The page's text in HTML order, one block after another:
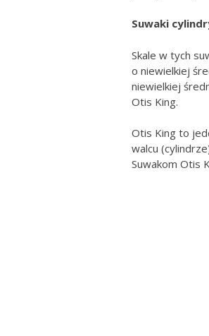
Suwaki
Skale w tych
o niewielkiej
niewielkiej
Otis King.
Otis King to
walcu
Suwakom Otis